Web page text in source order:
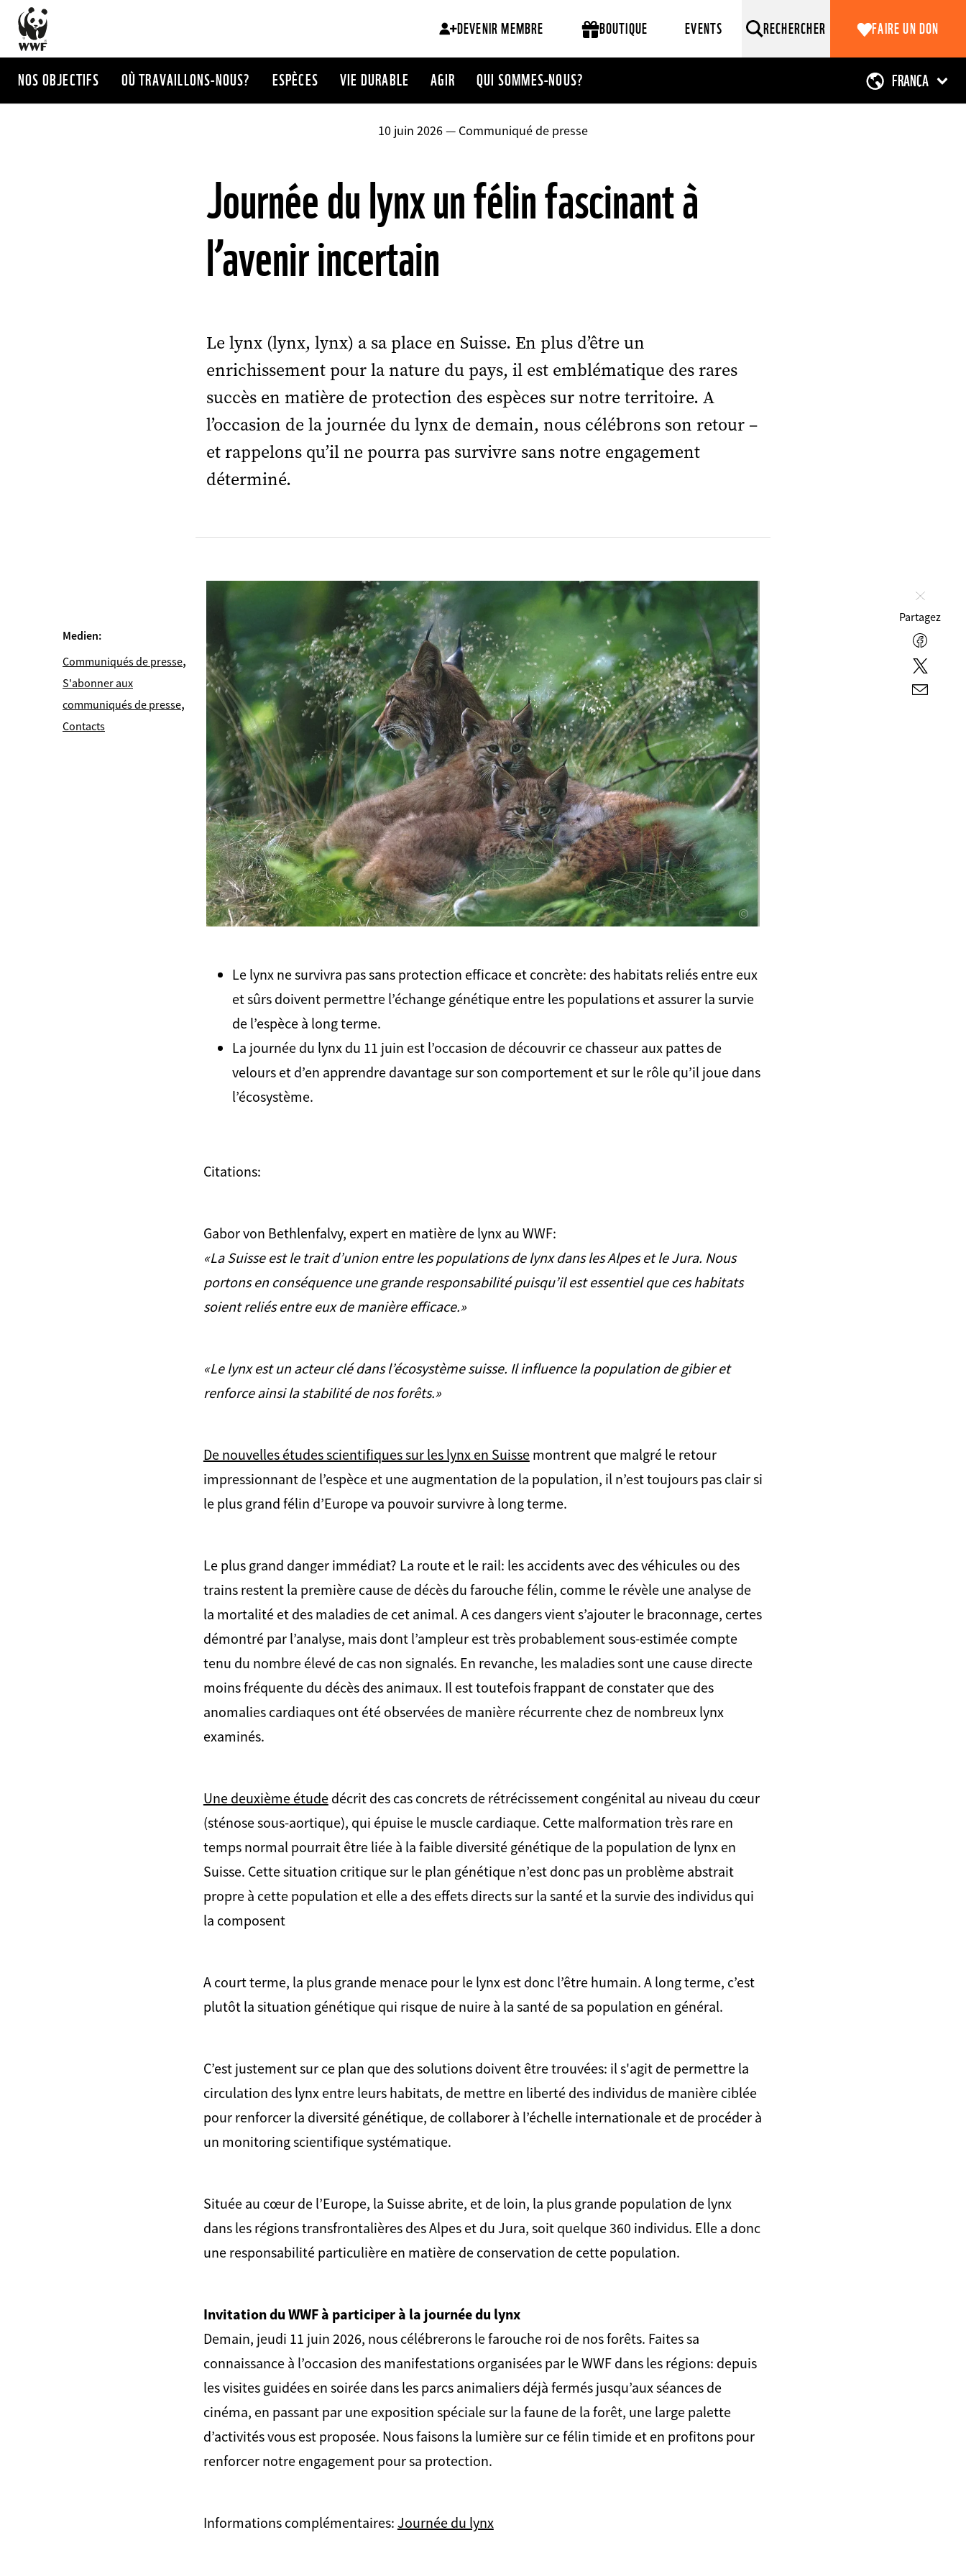
Aller
contenu
principal
DEVENIR MEMBRE BOUTIQUE EVENTS RECHERCHER FAIRE UN DON
NOS OBJECTIFS OÙ TRAVAILLONS-NOUS? ESPÈCES VIE DURABLE AGIR QUI SOMMES-NOUS?
10 juin 2026 — Communiqué de presse
Journée du lynx un félin fascinant à
l’avenir incertain
Le lynx (lynx, lynx) a sa place en Suisse. En plus d’être un
enrichissement pour la nature du pays, il est emblématique des rares
succès en matière de protection des espèces sur notre territoire. A
l’occasion de la journée du lynx de demain, nous célébrons son retour –
et rappelons qu’il ne pourra pas survivre sans notre engagement
déterminé.
Medien:
Communiqués de presse,
S'abonner aux
communiqués de presse,
Contacts
©
Le lynx ne survivra pas sans protection efficace et concrète: des habitats reliés entre eux
et sûrs doivent permettre l’échange génétique entre les populations et assurer la survie
de l’espèce à long terme.
La journée du lynx du 11 juin est l’occasion de découvrir ce chasseur aux pattes de
velours et d’en apprendre davantage sur son comportement et sur le rôle qu’il joue dans
l’écosystème.
Citations:
Gabor von Bethlenfalvy, expert en matière de lynx au WWF:
«La Suisse est le trait d’union entre les populations de lynx dans les Alpes et le Jura. Nous
portons en conséquence une grande responsabilité puisqu’il est essentiel que ces habitats
soient reliés entre eux de manière efficace.»
«Le lynx est un acteur clé dans l’écosystème suisse. Il influence la population de gibier et
renforce ainsi la stabilité de nos forêts.»
De nouvelles études scientifiques sur les lynx en Suissemontrent que malgré le retour
impressionnant de l’espèce et une augmentation de la population, il n’est toujours pas clair si
le plus grand félin d’Europe va pouvoir survivre à long terme.
Le plus grand danger immédiat? La route et le rail: les accidents avec des véhicules ou des
trains restent la première cause de décès du farouche félin, comme le révèle une analyse de
la mortalité et des maladies de cet animal. A ces dangers vient s’ajouter le braconnage, certes
démontré par l’analyse, mais dont l’ampleur est très probablement sous-estimée compte
tenu du nombre élevé de cas non signalés. En revanche, les maladies sont une cause directe
moins fréquente du décès des animaux. Il est toutefois frappant de constater que des
anomalies cardiaques ont été observées de manière récurrente chez de nombreux lynx
examinés.
Une deuxième étudedécrit des cas concrets de rétrécissement congénital au niveau du cœur
(sténose sous-aortique), qui épuise le muscle cardiaque. Cette malformation très rare en
temps normal pourrait être liée à la faible diversité génétique de la population de lynx en
Suisse. Cette situation critique sur le plan génétique n’est donc pas un problème abstrait
propre à cette population et elle a des effets directs sur la santé et la survie des individus qui
la composent
A court terme, la plus grande menace pour le lynx est donc l’être humain. A long terme, c’est
plutôt la situation génétique qui risque de nuire à la santé de sa population en général.
C’est justement sur ce plan que des solutions doivent être trouvées: il s'agit de permettre la
circulation des lynx entre leurs habitats, de mettre en liberté des individus de manière ciblée
pour renforcer la diversité génétique, de collaborer à l’échelle internationale et de procéder à
un monitoring scientifique systématique.
Située au cœur de l’Europe, la Suisse abrite, et de loin, la plus grande population de lynx
dans les régions transfrontalières des Alpes et du Jura, soit quelque 360 individus. Elle a donc
une responsabilité particulière en matière de conservation de cette population.
Invitation du WWF à participer à la journée du lynx
Demain, jeudi 11 juin 2026, nous célébrerons le farouche roi de nos forêts. Faites sa
connaissance à l’occasion des manifestations organisées par le WWF dans les régions: depuis
les visites guidées en soirée dans les parcs animaliers déjà fermés jusqu’aux séances de
cinéma, en passant par une exposition spéciale sur la faune de la forêt, une large palette
d’activités vous est proposée. Nous faisons la lumière sur ce félin timide et en profitons pour
renforcer notre engagement pour sa protection.
Informations complémentaires: Journée du lynx
Fermer
Partagez
Twitter
E-